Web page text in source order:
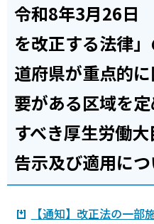
令和8年3月26日
を改正する法律
道府県が重点的
要がある区域を
すべき厚生労働
告示及び適用につ
【通知】改正法の一